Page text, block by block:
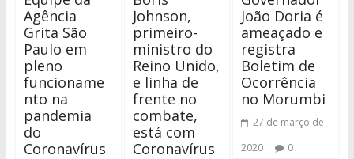
Agência
Grita São
Paulo em
pleno
funcioname
nto na
pandemia
do
Coronavírus
Johnson,
primeiro-
ministro do
Reino Unido,
e linha de
frente no
combate,
está com
Coronavírus
João Doria é
ameaçado e
registra
Boletim de
Ocorrência
no Morumbi
27 de março de
2020
0